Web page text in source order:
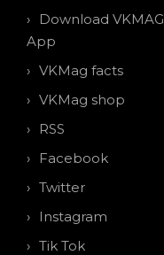
Download VKMAG
App
VKMag facts
VKMag shop
RSS
Facebook
Twitter
Instagram
Tik Tok